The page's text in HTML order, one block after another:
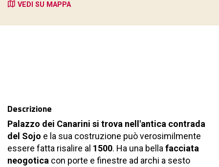
Descrizione
Palazzo dei Canarini si trova nell'antica contrada
del Sojo e la sua costruzione può verosimilmente
essere fatta risalire al 1500. Ha una bellafacciata
neogotica con porte e finestre ad archi a sesto
VEDI SU MAPPA